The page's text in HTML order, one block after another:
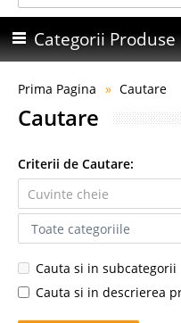
Categorii Produse
Prima Pagina Cautare
Cautare
Criterii de Cautare:
Cauta si in subcategorii
Cauta si in descrierea